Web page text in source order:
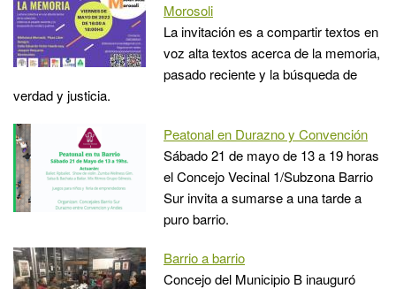
Morosoli
La invitación es a compartir textos en
voz alta textos acerca de la memoria,
pasado reciente y la búsqueda de
verdad y justicia.
Peatonal en Durazno y Convención
Sábado 21 de mayo de 13 a 19 horas
el Concejo Vecinal 1/Subzona Barrio
Sur invita a sumarse a una tarde a
puro barrio.
Barrio a barrio
Concejo del Municipio B inauguró